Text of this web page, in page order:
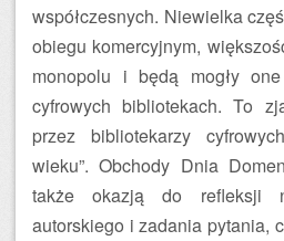
współczesnych. Niewielka
obiegu komercyjnym,
monopolu i będą mogły
cyfrowych bibliotekach. To
przez bibliotekarzy
wieku”. Obchody Dnia
także okazją do refleksji
autorskiego i zadania pytania,